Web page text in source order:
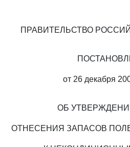
ПРАВИТЕЛЬСТВО
от 26 декабря
ОБ
ОТНЕСЕНИЯ ЗАПАСОВ